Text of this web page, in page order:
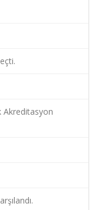
Akreditasyon